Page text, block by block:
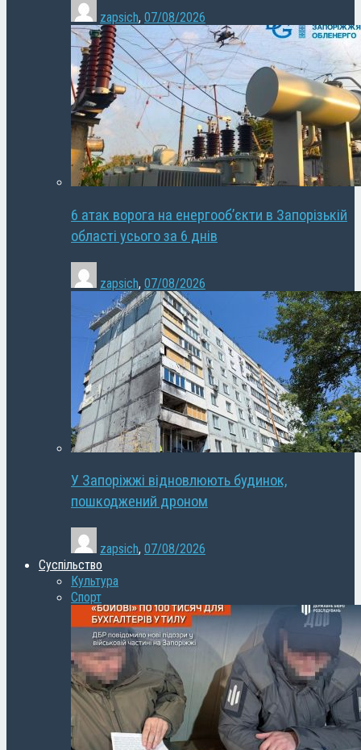
zapsich, 07/08/2026
6 атак ворога на енергооб’єкти в Запорізькій
області усього за 6 днів
zapsich, 07/08/2026
У Запоріжжі відновлюють будинок,
пошкоджений дроном
zapsich, 07/08/2026
Суспільство
Культура
Спорт